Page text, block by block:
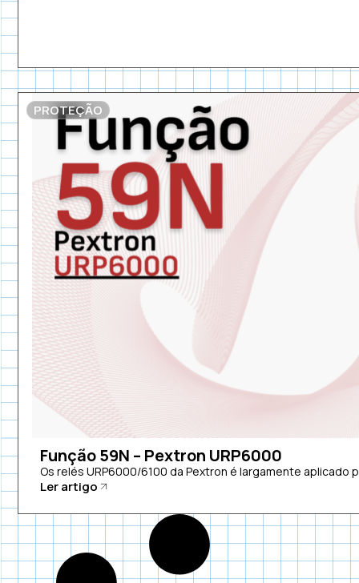
PROTEÇÃO
Função 59N – Pextron URP6000
Os relés URP6000/6100 da Pextron é largamente aplicado
Ler artigo